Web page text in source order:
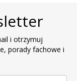
i otrzymuj
porady fachowe i